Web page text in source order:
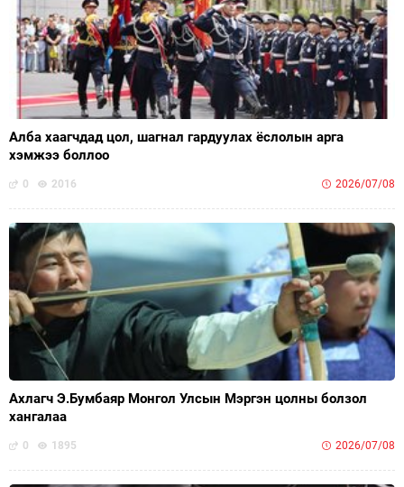
Алба хаагчдад цол, шагнал гардуулах ёслолын арга
хэмжээ боллоо
0 2016 2026/07/08
Ахлагч Э.Бумбаяр Монгол Улсын Мэргэн цолны болзол
хангалаа
0 1895 2026/07/08